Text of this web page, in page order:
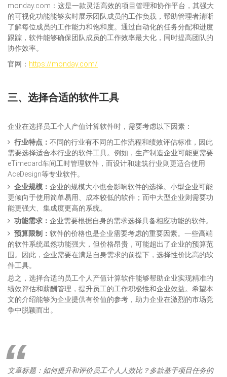
monday.com：这是一款灵活高效的项目管理和协作平台，其强大
的可视化功能能够实时展示团队成员的工作负载，帮助管理者清晰
了解每位成员的工作能力和饱和度。通过自动化的任务分配和进度
跟踪，软件能够确保团队成员的工作效率最大化，同时提高团队的
协作效率。
官网： https://monday.com/
三、选择合适的软件工具
企业在选择员工个人产值计算软件时，需要考虑以下因素：
行业特点： 不同的行业有不同的工作流程和绩效评估标准，因此
需要选择适合本行业的软件工具。例如，生产制造企业可能更需要
eTimecard车间工时管理软件，而设计和建筑行业则更适合使用
AceDesign等专业软件。
企业规模： 企业的规模大小也会影响软件的选择。小型企业可能
更倾向于使用简单易用、成本较低的软件；而中大型企业则需要功
能更强大、集成度更高的系统。
功能需求： 企业需要根据自身的需求选择具备相应功能的软件。
预算限制： 软件的价格也是企业需要考虑的重要因素。一些高端
的软件系统虽然功能强大，但价格昂贵，可能超出了企业的预算范
围。因此，企业需要在满足自身需求的前提下，选择性价比高的软
件工具。
总之，选择合适的员工个人产值计算软件能够帮助企业实现精准的
绩效评估和薪酬管理，提升员工的工作积极性和企业效益。希望本
文的介绍能够为企业提供有价值的参考，助力企业在激烈的市场竞
争中脱颖而出。
文章标题：如何提升和评价员工个人人效比？多款基于项目任务的